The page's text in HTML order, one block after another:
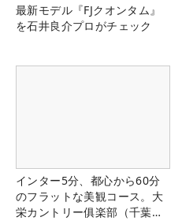
最新モデル『FJクオンタム』
を石井良介プロがチェック
インター5分、都心から60分
のフラットな美観コース。大
栄カントリー俱楽部（千葉